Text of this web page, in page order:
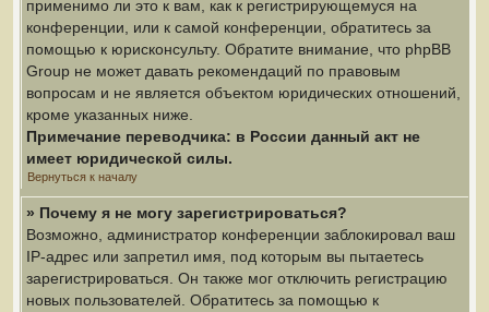
применимо ли это к вам, как к регистрирующемуся на
конференции, или к самой конференции, обратитесь за
помощью к юрисконсульту. Обратите внимание, что phpBB
Group не может давать рекомендаций по правовым
вопросам и не является объектом юридических отношений,
кроме указанных ниже.
Примечание переводчика: в России данный акт не
имеет юридической силы.
Вернуться к началу
» Почему я не могу зарегистрироваться?
Возможно, администратор конференции заблокировал ваш
IP-адрес или запретил имя, под которым вы пытаетесь
зарегистрироваться. Он также мог отключить регистрацию
новых пользователей. Обратитесь за помощью к